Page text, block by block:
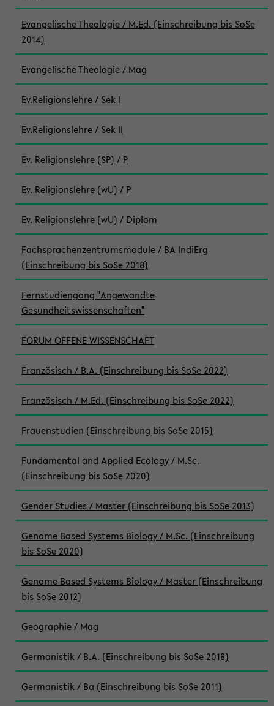
Evangelische Theologie / M.Ed. (Einschreibung bis SoSe
2014)
Evangelische Theologie / Mag
Ev.Religionslehre / Sek I
Ev.Religionslehre / Sek II
Ev. Religionslehre (SP) / P
Ev. Religionslehre (wU) / P
Ev. Religionslehre (wU) / Diplom
Fachsprachenzentrumsmodule / BA IndiErg
(Einschreibung bis SoSe 2018)
Fernstudiengang "Angewandte
Gesundheitswissenschaften"
FORUM OFFENE WISSENSCHAFT
Französisch / B.A. (Einschreibung bis SoSe 2022)
Französisch / M.Ed. (Einschreibung bis SoSe 2022)
Frauenstudien (Einschreibung bis SoSe 2015)
Fundamental and Applied Ecology / M.Sc.
(Einschreibung bis SoSe 2020)
Gender Studies / Master (Einschreibung bis SoSe 2013)
Genome Based Systems Biology / M.Sc. (Einschreibung
bis SoSe 2020)
Genome Based Systems Biology / Master (Einschreibung
bis SoSe 2012)
Geographie / Mag
Germanistik / B.A. (Einschreibung bis SoSe 2018)
Germanistik / Ba (Einschreibung bis SoSe 2011)